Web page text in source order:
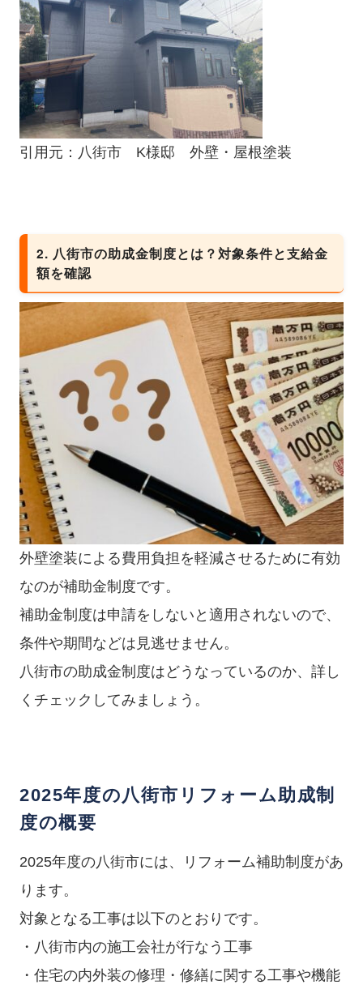
引用元： 八街市 K様邸 外壁・屋根塗装
2. 八街市の助成金制度とは？対象条件と支給金
額を確認
外壁塗装による費用負担を軽減させるために有効
なのが補助金制度です。
補助金制度は申請をしないと適用されないので、
条件や期間などは見逃せません。
八街市の助成金制度はどうなっているのか、詳し
くチェックしてみましょう。
2025年度の八街市リフォーム助成制
度の概要
2025年度の八街市には、リフォーム補助制度があ
ります。
対象となる工事は以下のとおりです。
・八街市内の施工会社が行なう工事
・住宅の内外装の修理・修繕に関する工事や機能